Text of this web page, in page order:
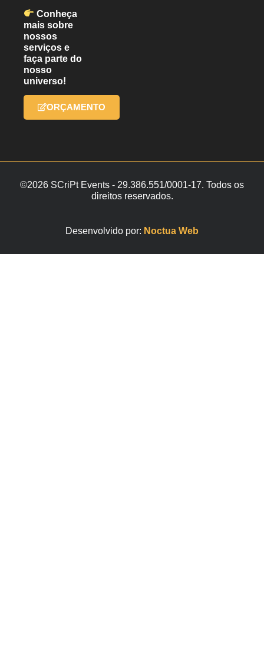
Conheça
mais sobre
nossos
serviços e
faça parte do
nosso
universo!
ORÇAMENTO
©2026 SCriPt Events - 29.386.551/0001-17. Todos os
direitos reservados.
Desenvolvido por: Noctua Web